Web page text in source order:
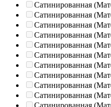
Сатинированная
Сатинированная
Сатинированная
Сатинированная
Сатинированная
Сатинированная
Сатинированная
Сатинированная
Сатинированная
Сатинированная